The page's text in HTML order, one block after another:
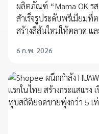
ผลิตภัณฑ์ “Mama OK ร
สำเร็จรูประดับพรีเมียมที่
สร้างสีสันใหม่ให้ตลาด แ
6 ก.พ. 2026